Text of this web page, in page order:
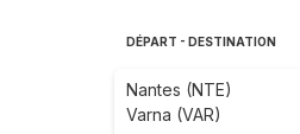
DÉPART - DESTINATION
Nantes (NTE)
Varna (VAR)